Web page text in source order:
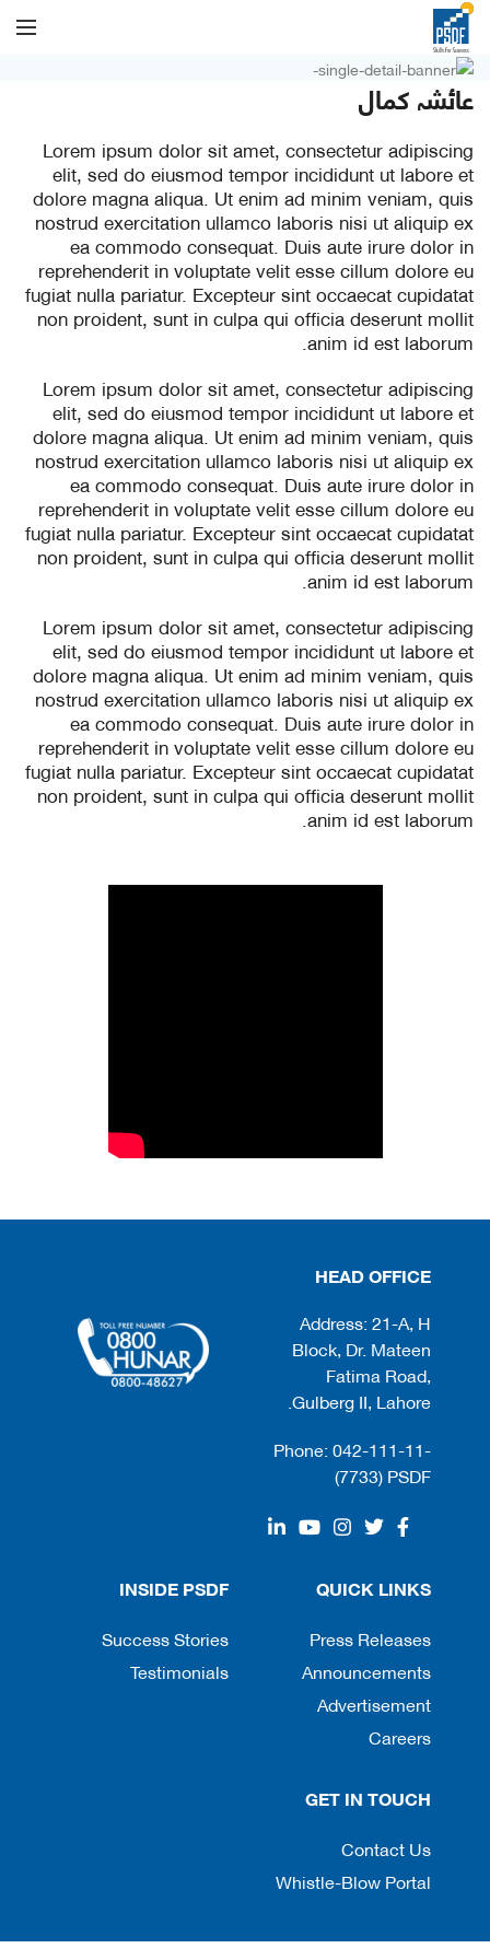
عائشہ کمال
Lorem ipsum dolor sit amet, consectetur adipiscing
elit, sed do eiusmod tempor incididunt ut labore et
dolore magna aliqua. Ut enim ad minim veniam, quis
nostrud exercitation ullamco laboris nisi ut aliquip ex
ea commodo consequat. Duis aute irure dolor in
reprehenderit in voluptate velit esse cillum dolore eu
fugiat nulla pariatur. Excepteur sint occaecat cupidatat
non proident, sunt in culpa qui officia deserunt mollit
anim id est laborum.
Lorem ipsum dolor sit amet, consectetur adipiscing
elit, sed do eiusmod tempor incididunt ut labore et
dolore magna aliqua. Ut enim ad minim veniam, quis
nostrud exercitation ullamco laboris nisi ut aliquip ex
ea commodo consequat. Duis aute irure dolor in
reprehenderit in voluptate velit esse cillum dolore eu
fugiat nulla pariatur. Excepteur sint occaecat cupidatat
non proident, sunt in culpa qui officia deserunt mollit
anim id est laborum.
Lorem ipsum dolor sit amet, consectetur adipiscing
elit, sed do eiusmod tempor incididunt ut labore et
dolore magna aliqua. Ut enim ad minim veniam, quis
nostrud exercitation ullamco laboris nisi ut aliquip ex
ea commodo consequat. Duis aute irure dolor in
reprehenderit in voluptate velit esse cillum dolore eu
fugiat nulla pariatur. Excepteur sint occaecat cupidatat
non proident, sunt in culpa qui officia deserunt mollit
anim id est laborum.
HEAD OFFICE
Address: 21-A, H
Block, Dr. Mateen
Fatima Road,
Gulberg II, Lahore.
Phone: 042-111-11-
(7733) PSDF
QUICK LINKS
Press Releases
Announcements
Advertisement
Careers
INSIDE PSDF
Success Stories
Testimonials
GET IN TOUCH
Contact Us
Whistle-Blow Portal